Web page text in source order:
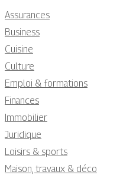
Assurances
Business
Cuisine
Culture
Emploi & formations
Finances
Immobilier
Juridique
Loisirs & sports
Maison, travaux & déco